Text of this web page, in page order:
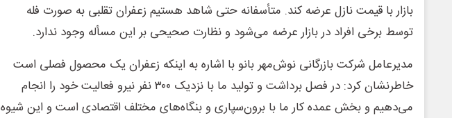
بازار با قیمت نازل عرضه کند. متأسفانه حتی شاهد هستیم زعفران تقلبی به صورت فله
توسط برخی افراد در بازار عرضه می‌شود و نظارت صحیحی بر این مسأله وجود ندارد.
مدیرعامل شرکت بازرگانی نوش‌مهر بانو با اشاره به اینکه زعفران یک محصول فصلی است
خاطرنشان کرد: در فصل برداشت و تولید ما با نزدیک ۳۰۰ نفر نیرو فعالیت خود را انجام
می‌دهیم و بخش عمده کار ما با برون‌سپاری و بنگاه‌های مختلف اقتصادی است و این شیوه